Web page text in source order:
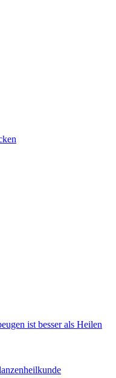
ist besser als Heilen